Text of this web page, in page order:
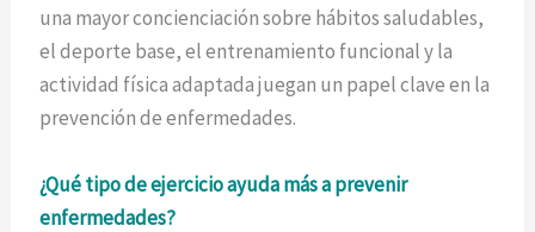
una mayor concienciación sobre hábitos saludables,
el deporte base, el entrenamiento funcional y la
actividad física adaptada juegan un papel clave en la
prevención de enfermedades.
¿Qué tipo de ejercicio ayuda más a prevenir
enfermedades?